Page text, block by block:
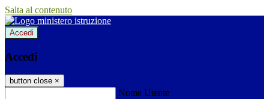
Salta al contenuto
Accedi
Accedi
button close ×
Nome Utente